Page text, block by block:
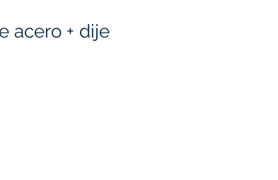
acero + dije